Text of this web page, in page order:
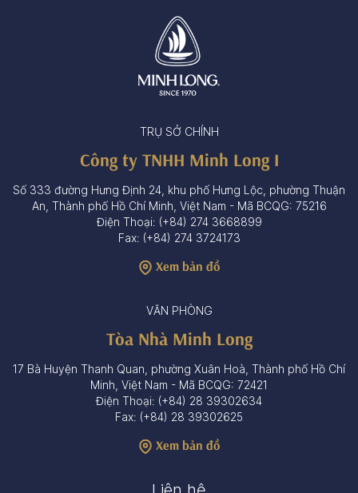
TRỤ SỞ CHÍNH
Công ty TNHH Minh Long I
Số 333 đường Hưng Định 24, khu phố Hưng Lộc, phường Thuận
An, Thành phố Hồ Chí Minh, Việt Nam - Mã BCQG: 75216
Điện Thoại: (+84) 274 3668899
Fax: (+84) 274 3724173
Xem bản đồ
VĂN PHÒNG
Tòa Nhà Minh Long
17 Bà Huyện Thanh Quan, phường Xuân Hoà, Thành phố Hồ Chí
Minh, Việt Nam - Mã BCQG: 72421
Điện Thoại: (+84) 28 39302634
Fax: (+84) 28 39302625
Xem bản đồ